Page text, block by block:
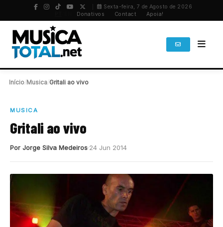
Sexta-feira, 7 de Agosto de 2026
Donativos Contact Apoia!
Início Musica Gritali ao vivo
MUSICA
Gritali ao vivo
Por Jorge Silva Medeiros 24 Jun 2014